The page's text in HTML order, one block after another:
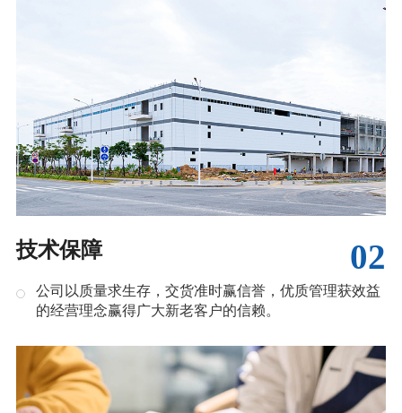
02
技术保障
公司以质量求生存，交货准时赢信誉，优质管理获效益
的经营理念赢得广大新老客户的信赖。